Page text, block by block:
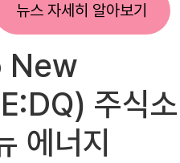
뉴스 자세히 알아보기
New
주식소
에너지